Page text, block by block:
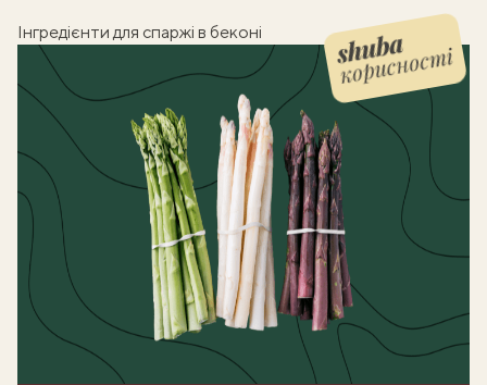
Інгредієнти для спаржі в беконі
корисності
Shuba корисності